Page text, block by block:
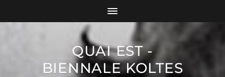
QUAI EST -
BIENNALE KOLTES